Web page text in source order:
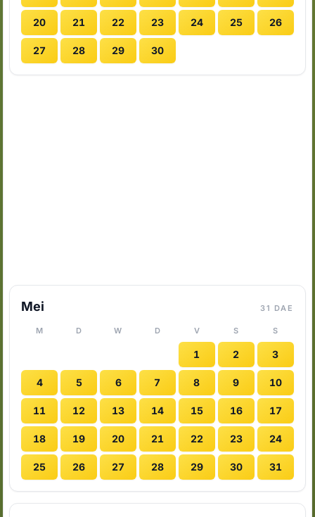
20 21 22 23 24 25 26
27 28 29 30
Mei 31 DAE
M D W D V S S
1 2 3
4 5 6 7 8 9 10
11 12 13 14 15 16 17
18 19 20 21 22 23 24
25 26 27 28 29 30 31